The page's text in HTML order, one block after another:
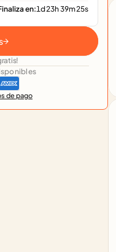
en:1d23h39m25s
de pago